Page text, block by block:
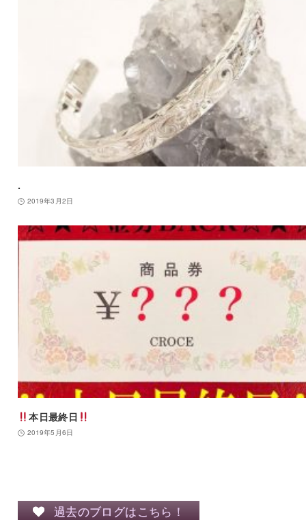
.
2019年3月2日
本日最終日
2019年5月6日
過去のブログはこちら！